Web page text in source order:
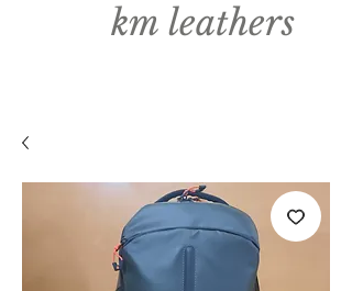
km leathers